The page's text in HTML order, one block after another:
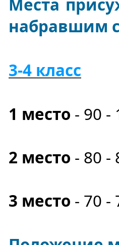
набравшим
3-4 класс
1 место - 90 -
2 место - 80 -
3 место - 70 -